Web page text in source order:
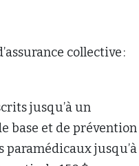
collective :
jusqu’à un
base et de prévention
paramédicaux jusqu’à